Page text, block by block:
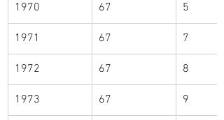
1970 67 5
1971 67 7
1972 67 8
1973 67 9